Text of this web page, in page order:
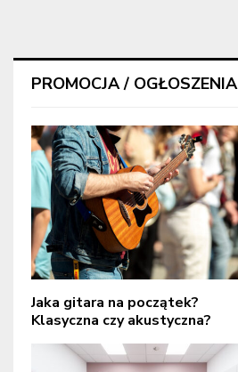
PROMOCJA / OGŁOSZENIA
Jaka gitara na początek?
Klasyczna czy akustyczna?